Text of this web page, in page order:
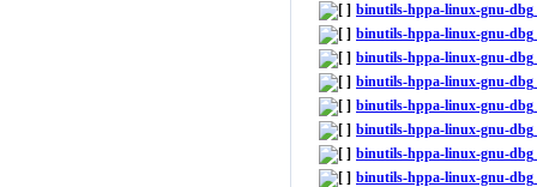
binutils-hppa-linux-gnu-
binutils-hppa-linux-gnu-
binutils-hppa-linux-gnu-
binutils-hppa-linux-gnu-
binutils-hppa-linux-gnu-
binutils-hppa-linux-gnu-
binutils-hppa-linux-gnu-
binutils-hppa-linux-gnu-